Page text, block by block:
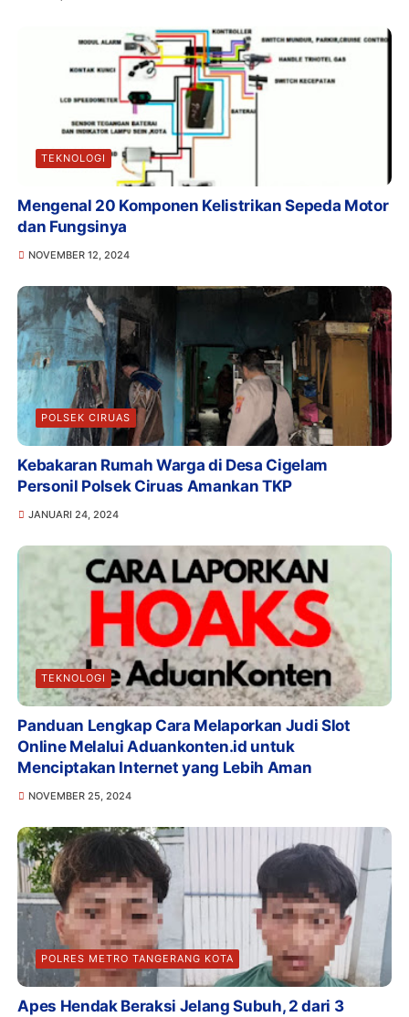
TEKNOLOGI
Mengenal 20 Komponen Kelistrikan Sepeda Motor
dan Fungsinya
NOVEMBER 12, 2024
POLSEK CIRUAS
Kebakaran Rumah Warga di Desa Cigelam
Personil Polsek Ciruas Amankan TKP
JANUARI 24, 2024
TEKNOLOGI
Panduan Lengkap Cara Melaporkan Judi Slot
Online Melalui Aduankonten.id untuk
Menciptakan Internet yang Lebih Aman
NOVEMBER 25, 2024
POLRES METRO TANGERANG KOTA
Apes Hendak Beraksi Jelang Subuh, 2 dari 3